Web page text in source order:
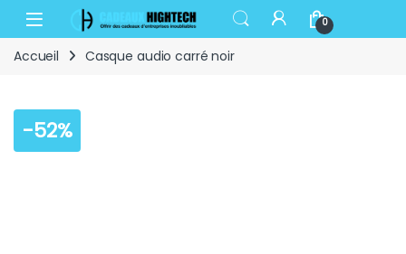
Skip to navigation
Skip to content
Open 0
Accueil Casque audio carré noir
-52%